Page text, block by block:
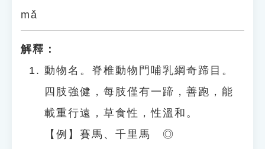
mǎ
解釋：
動物名。脊椎動物門哺乳綱奇蹄目。
四肢強健，每肢僅有一蹄，善跑，能
載重行遠，草食性，性溫和。
【例】賽馬、千里馬 ◎